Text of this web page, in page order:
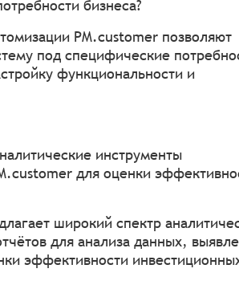
бизнеса?
PM.customer позволяют
под специфические
функциональности и
инструменты
для оценки
широкий спектр
для анализа данных,
эффективности